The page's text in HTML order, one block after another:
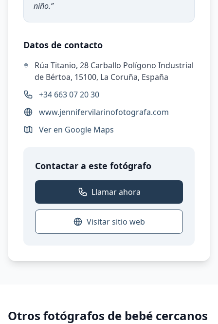
niño.”
Datos de contacto
Rúa Titanio, 28 Carballo Polígono Industrial
de Bértoa, 15100, La Coruña, España
+34 663 07 20 30
www.jennifervilarinofotografa.com
Ver en Google Maps
Contactar a este fotógrafo
Llamar ahora
Visitar sitio web
Otros fotógrafos de bebé cercanos